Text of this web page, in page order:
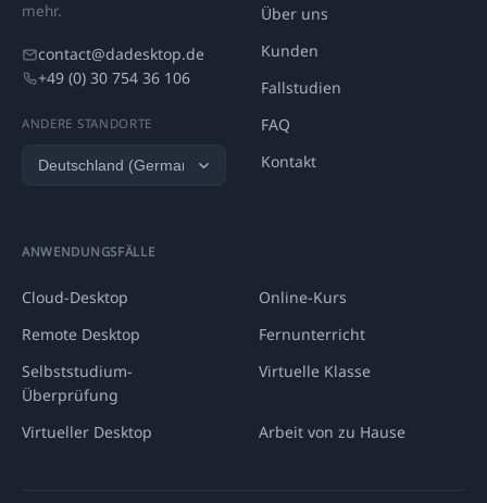
mehr.
contact@dadesktop.de
+49 (0) 30 754 36 106
ANDERE STANDORTE
Über uns
Kunden
Fallstudien
FAQ
Kontakt
ANWENDUNGSFÄLLE
Cloud-Desktop
Online-Kurs
Remote Desktop
Fernunterricht
Selbststudium-
Überprüfung
Virtuelle Klasse
Virtueller Desktop Arbeit von zu Hause